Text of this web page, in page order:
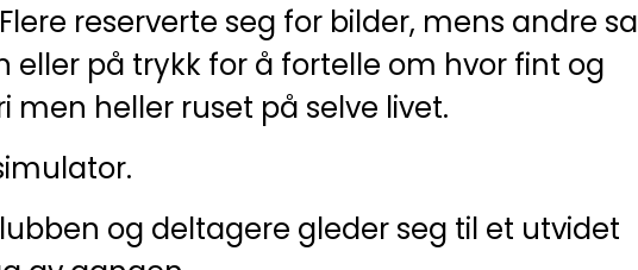
reserverte seg for bilder, mens andre sa
eller på trykk for å fortelle om hvor fint og
heller ruset på selve livet.
og deltagere gleder seg til et utvidet